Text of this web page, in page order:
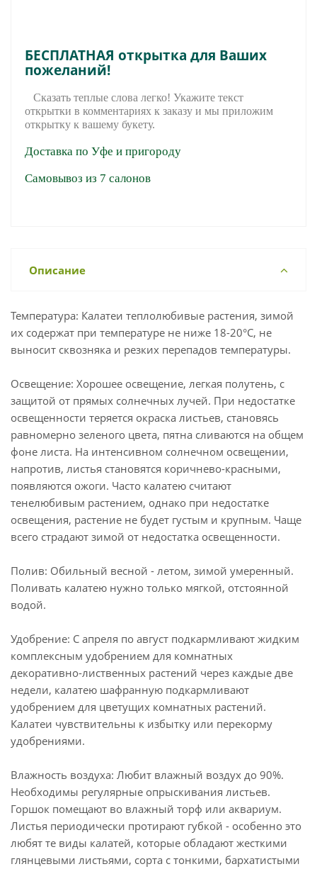
БЕСПЛАТНАЯ открытка для Ваших
пожеланий!
Сказать теплые слова легко! Укажите текст
открытки в комментариях к заказу и мы приложим
открытку к вашему букету.
Доставка по Уфе и пригороду
Самовывоз из 7 салонов
Описание
Температура: Калатеи теплолюбивые растения, зимой
их содержат при температуре не ниже 18-20°С, не
выносит сквозняка и резких перепадов температуры.
Освещение: Хорошее освещение, легкая полутень, с
защитой от прямых солнечных лучей. При недостатке
освещенности теряется окраска листьев, становясь
равномерно зеленого цвета, пятна сливаются на общем
фоне листа. На интенсивном солнечном освещении,
напротив, листья становятся коричнево-красными,
появляются ожоги. Часто калатею считают
тенелюбивым растением, однако при недостатке
освещения, растение не будет густым и крупным. Чаще
всего страдают зимой от недостатка освещенности.
Полив: Обильный весной - летом, зимой умеренный.
Поливать калатею нужно только мягкой, отстоянной
водой.
Удобрение: С апреля по август подкармливают жидким
комплексным удобрением для комнатных
декоративно-лиственных растений через каждые две
недели, калатею шафранную подкармливают
удобрением для цветущих комнатных растений.
Калатеи чувствительны к избытку или перекорму
удобрениями.
Влажность воздуха: Любит влажный воздух до 90%.
Необходимы регулярные опрыскивания листьев.
Горшок помещают во влажный торф или аквариум.
Листья периодически протирают губкой - особенно это
любят те виды калатей, которые обладают жесткими
глянцевыми листьями, сорта с тонкими, бархатистыми